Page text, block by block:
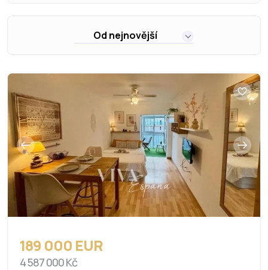
Od nejnovější
189 000 EUR
4 587 000 Kč